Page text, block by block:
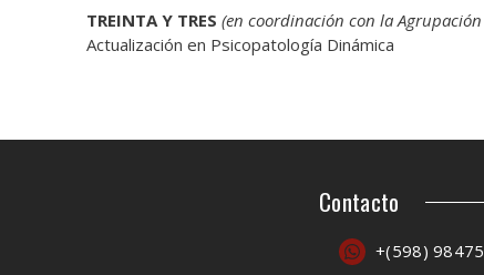
TREINTA Y TRES (en coordinación con la Agrupación
Actualización en Psicopatología Dinámica
Contacto
+(598)